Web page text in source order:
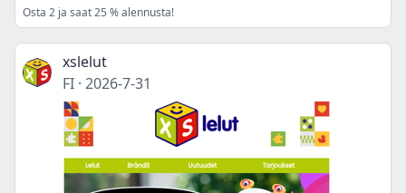
Osta 2 ja saat 25 % alennusta!
xslelut
FI · 2026-7-31